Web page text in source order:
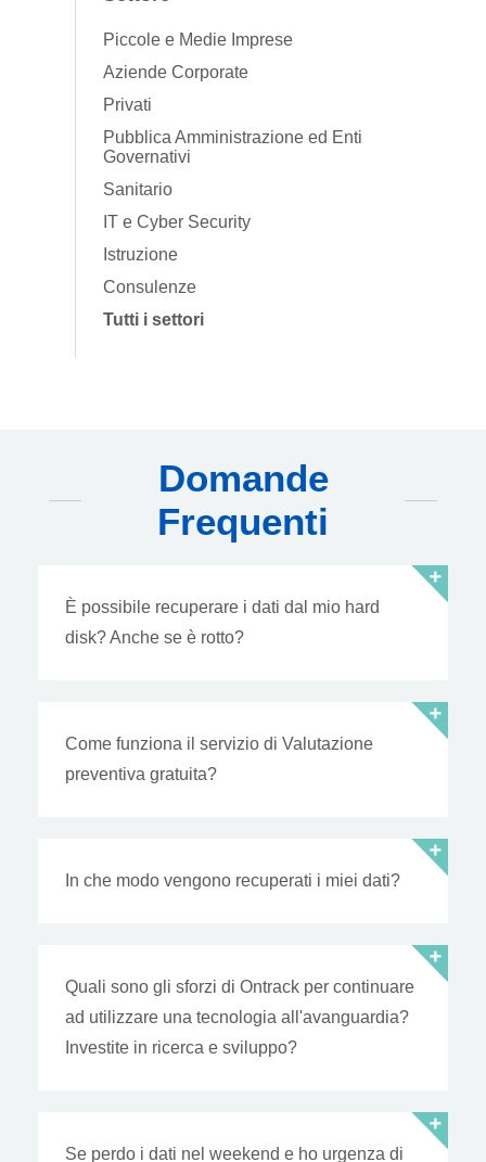
Piccole e Medie Imprese
Aziende Corporate
Privati
Pubblica Amministrazione ed Enti
Governativi
Sanitario
IT e Cyber Security
Istruzione
Consulenze
Tutti i settori
Domande
Frequenti
È possibile recuperare i dati dal mio hard
disk? Anche se è rotto?
Come funziona il servizio di Valutazione
preventiva gratuita?
In che modo vengono recuperati i miei dati?
Quali sono gli sforzi di Ontrack per continuare
ad utilizzare una tecnologia all'avanguardia?
Investite in ricerca e sviluppo?
Se perdo i dati nel weekend e ho urgenza di